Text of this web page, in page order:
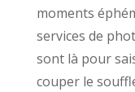
moments
services de
sont là pour
couper le